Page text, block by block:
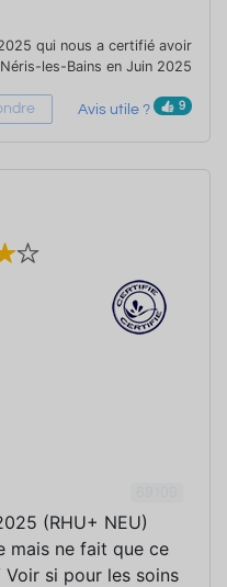
qui nous a certifié avoir
les-Bains en Juin 2025
Avis utile ? 9
(RHU+ NEU)
mais ne fait que ce
si pour les soins